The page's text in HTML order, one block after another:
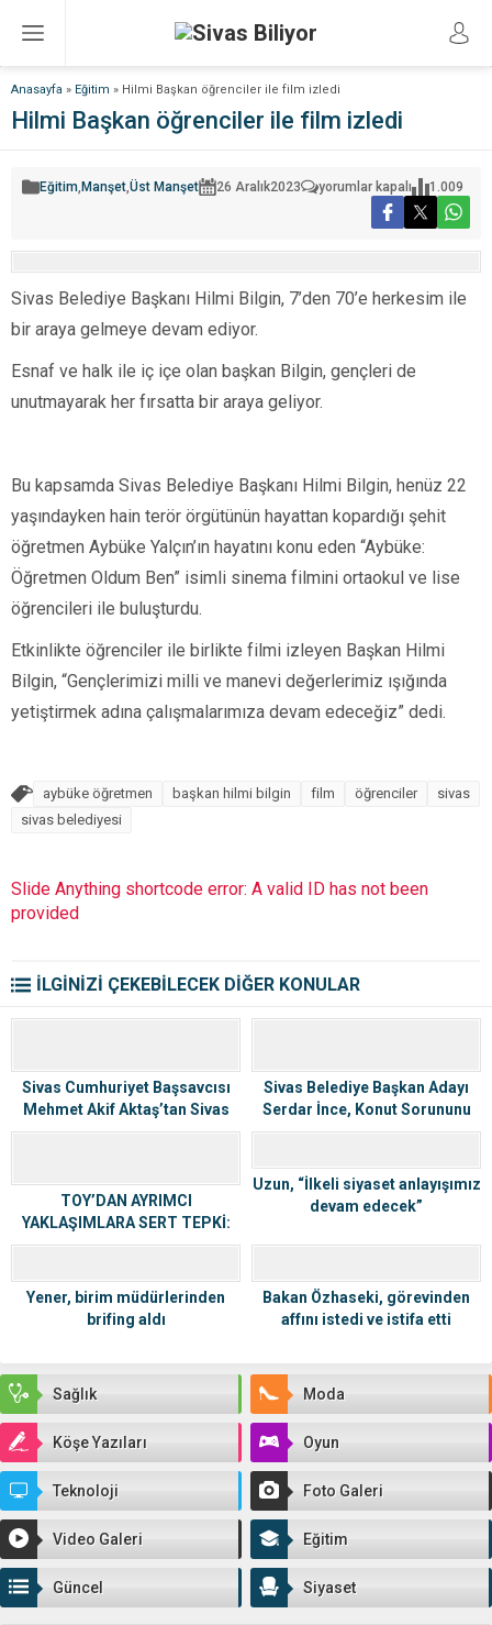
Anasayfa » Eğitim » Hilmi Başkan öğrenciler ile film izledi
Hilmi Başkan öğrenciler ile film izledi
Eğitim, Manşet,Üst Manşet 26 Aralık2023
Hilmi
film
yorumlar kapalı 1.009
Sivas Belediye Başkanı Hilmi Bilgin, 7’den 70’e herkesim ile
bir araya gelmeye devam ediyor.
Esnaf ve halk ile iç içe olan başkan Bilgin, gençleri de
unutmayarak her fırsatta bir araya geliyor.
Bu kapsamda Sivas Belediye Başkanı Hilmi Bilgin, henüz 22
yaşındayken hain terör örgütünün hayattan kopardığı şehit
öğretmen Aybüke Yalçın’ın hayatını konu eden “Aybüke:
Öğretmen Oldum Ben” isimli sinema filmini ortaokul ve lise
öğrencileri ile buluşturdu.
Etkinlikte öğrenciler ile birlikte filmi izleyen Başkan Hilmi
Bilgin, “Gençlerimizi milli ve manevi değerlerimiz ışığında
yetiştirmek adına çalışmalarımıza devam edeceğiz” dedi.
aybüke öğretmen başkan hilmi bilgin film öğrenciler
sivas
sivas belediyesi
Slide Anything shortcode error: A valid ID has not been
provided
İLGİNİZİ ÇEKEBİLECEK DİĞER KONULAR
Sivas Cumhuriyet Başsavcısı
Mehmet Akif Aktaş’tan Sivas
Ziraat Odası’na Ziyaret
Sivas Belediye Başkan Adayı
Serdar İnce, Konut Sorununu
Çözmek İçin Kararlı
TOY’DAN AYRIMCI
YAKLAŞIMLARA SERT TEPKİ:
“BU ZİHNİYET HÂLÂ PUSUDA”
Uzun, “İlkeli siyaset anlayışımız
devam edecek”
Yener, birim müdürlerinden
brifing aldı
Bakan Özhaseki, görevinden
affını istedi ve istifa etti
Sağlık Moda
Köşe Yazıları Oyun
Teknoloji Foto Galeri
Video Galeri Eğitim
Güncel Siyaset